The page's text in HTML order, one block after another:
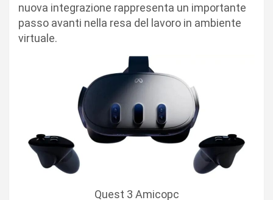
nuova integrazione rappresenta un importante
passo avanti nella resa del lavoro in ambiente
virtuale.
Quest 3 Amicopc